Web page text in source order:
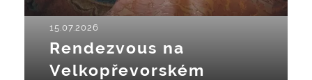
15.07.2026
Rendezvous na
Velkopřevorském